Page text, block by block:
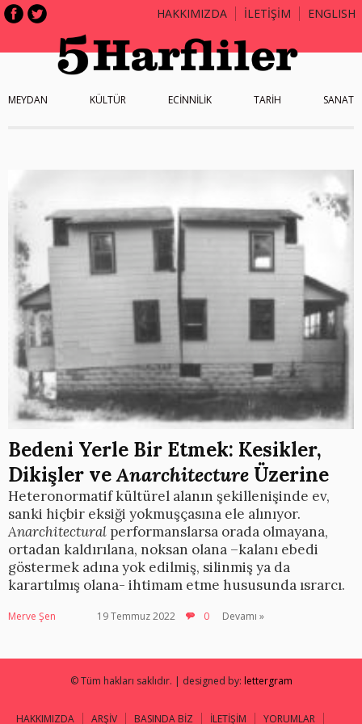
HAKKIMIZDA İLETİŞİM ENGLISH
MEYDAN KÜLTÜR ECİNNİLİK TARİH SANAT
Bedeni Yerle Bir Etmek: Kesikler,
Dikişler veAnarchitecture Üzerine
Heteronormatif kültürel alanın şekillenişinde ev,
sanki hiçbir eksiği yokmuşçasına ele alınıyor.
Anarchitectural performanslarsa orada olmayana,
ortadan kaldırılana, noksan olana –kalanı ebedi
göstermek adına yok edilmiş, silinmiş ya da
karartılmış olana- ihtimam etme hususunda ısrarcı.
Merve Şen 19 Temmuz 2022 0 Devamı »
© Tüm hakları saklıdır. | designed by: lettergram
HAKKIMIZDA ARŞİV BASINDA BİZ İLETİŞİM YORUMLAR